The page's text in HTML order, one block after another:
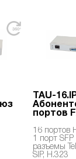
TAU-
портов
16 портов
1 порт SFP
разъемы
SIP, H.323